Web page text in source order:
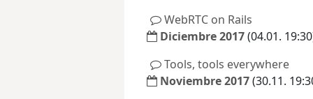
WebRTC on Rails
Diciembre 2017(04.01.
Tools, tools everywhere
Noviembre 2017(30.11.